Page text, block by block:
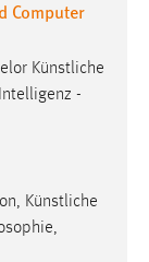
Künstliche